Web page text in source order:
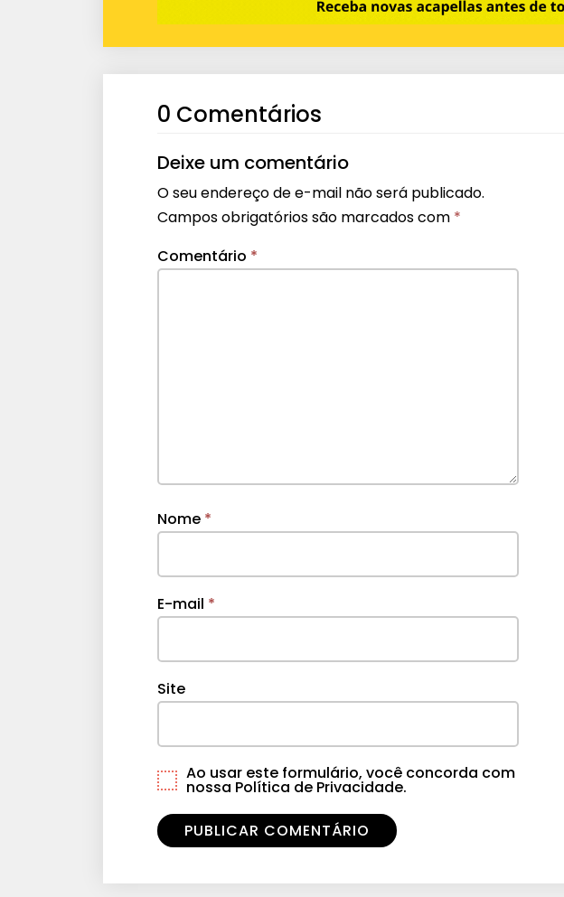
0 Comentários
Deixe um comentário
O seu endereço de e-mail não será publicado.
Campos obrigatórios são marcados com *
Comentário *
Nome *
E-mail *
Site
Ao usar este formulário, você concorda com
nossa Política de Privacidade.